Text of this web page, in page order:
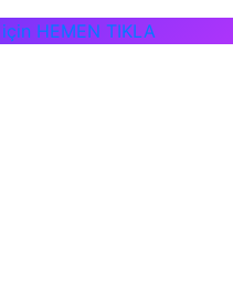
HEMEN TIKLA